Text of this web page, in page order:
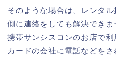
そのような場合は、レンタ
側に連絡をしても解決でき
携帯サンシスコンのお店で
カードの会社に電話などを